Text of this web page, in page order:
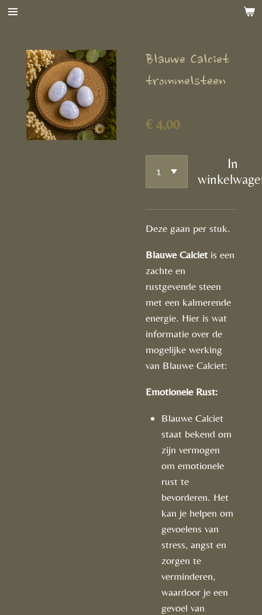
Ga
hoofdinhoud
Blauwe Calciet
trommelsteen
€ 4,00
In
Deze gaan per stuk.
Blauwe Calciet is een
zachte en
rustgevende steen
met een kalmerende
energie. Hier is wat
informatie over de
mogelijke werking
van Blauwe Calciet:
Emotionele Rust:
Blauwe Calciet
staat bekend om
zijn vermogen
om emotionele
rust te
bevorderen. Het
kan je helpen om
gevoelens van
stress, angst en
zorgen te
verminderen,
waardoor je een
gevoel van